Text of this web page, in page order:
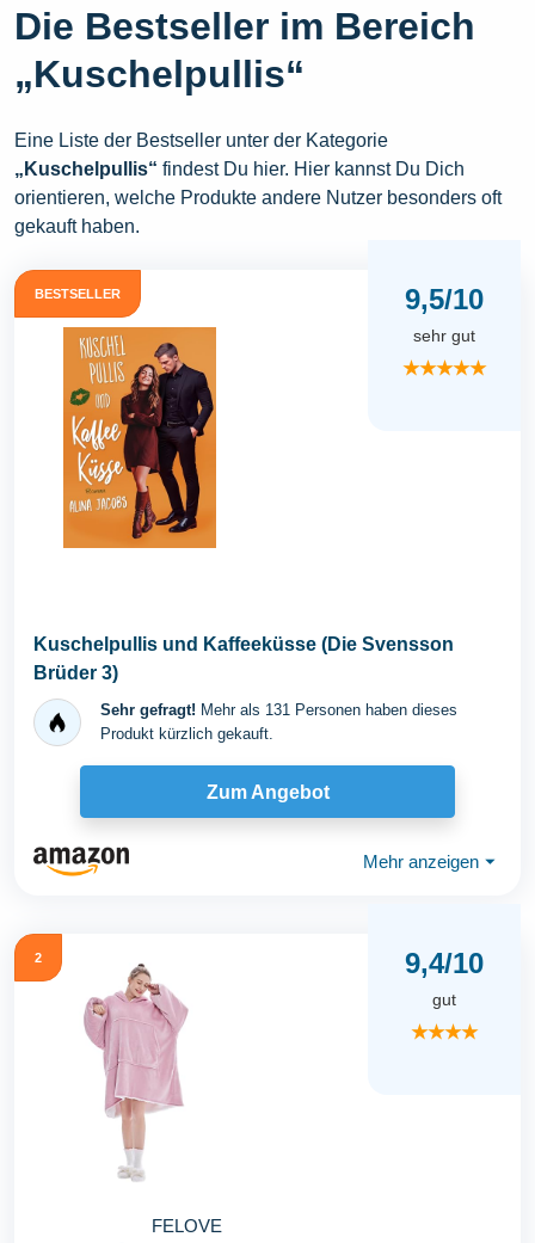
Die Bestseller im Bereich
„Kuschelpullis“
Eine Liste der Bestseller unter der Kategorie
„Kuschelpullis“ findest Du hier. Hier kannst Du Dich
orientieren, welche Produkte andere Nutzer besonders oft
gekauft haben.
BESTSELLER 9,5/10
sehr gut
★★★★★
Kuschelpullis und Kaffeeküsse (Die Svensson
Brüder 3)
Sehr gefragt! Mehr als 131 Personen haben dieses
Produkt kürzlich gekauft.
Zum Angebot
Mehr anzeigen ⏷
2
FELOVE
9,4/10
gut
★★★★